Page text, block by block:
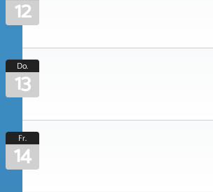
12
Do.
13
Fr.
14